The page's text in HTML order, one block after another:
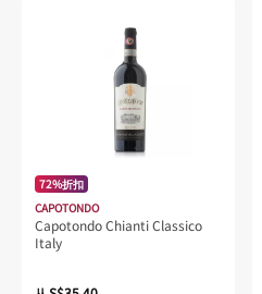
72%折扣
CAPOTONDO
Capotondo Chianti Classico
Italy